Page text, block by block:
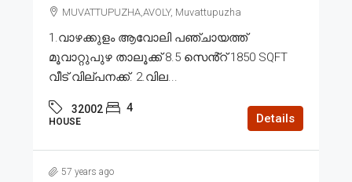
MUVATTUPUZHA,AVOLY, Muvattupuzha
1.വാഴക്കുളം ആവോലി പഞ്ചായത്ത്
മൂവാറ്റുപുഴ താലൂക്ക് 8.5 സെൻ്റ് 1850 SQFT
വീട് വില്പനക്ക്. 2.വില...
32002 4
HOUSE Details
57 years ago